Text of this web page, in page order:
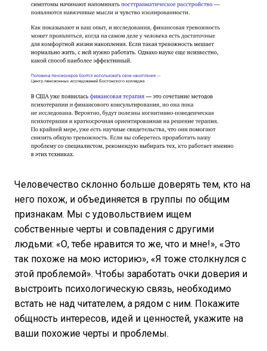
Человечество склонно больше доверять тем, кто на
него похож, и объединяется в группы по общим
признакам. Мы с удовольствием ищем
собственные черты и совпадения с другими
людьми: «О, тебе нравится то же, что и мне!», «Это
так похоже на мою историю», «Я тоже столкнулся с
этой проблемой». Чтобы заработать очки доверия и
выстроить психологическую связь, необходимо
встать не над читателем, а рядом с ним. Покажите
общность интересов, идей и ценностей, укажите на
ваши похожие черты и проблемы.